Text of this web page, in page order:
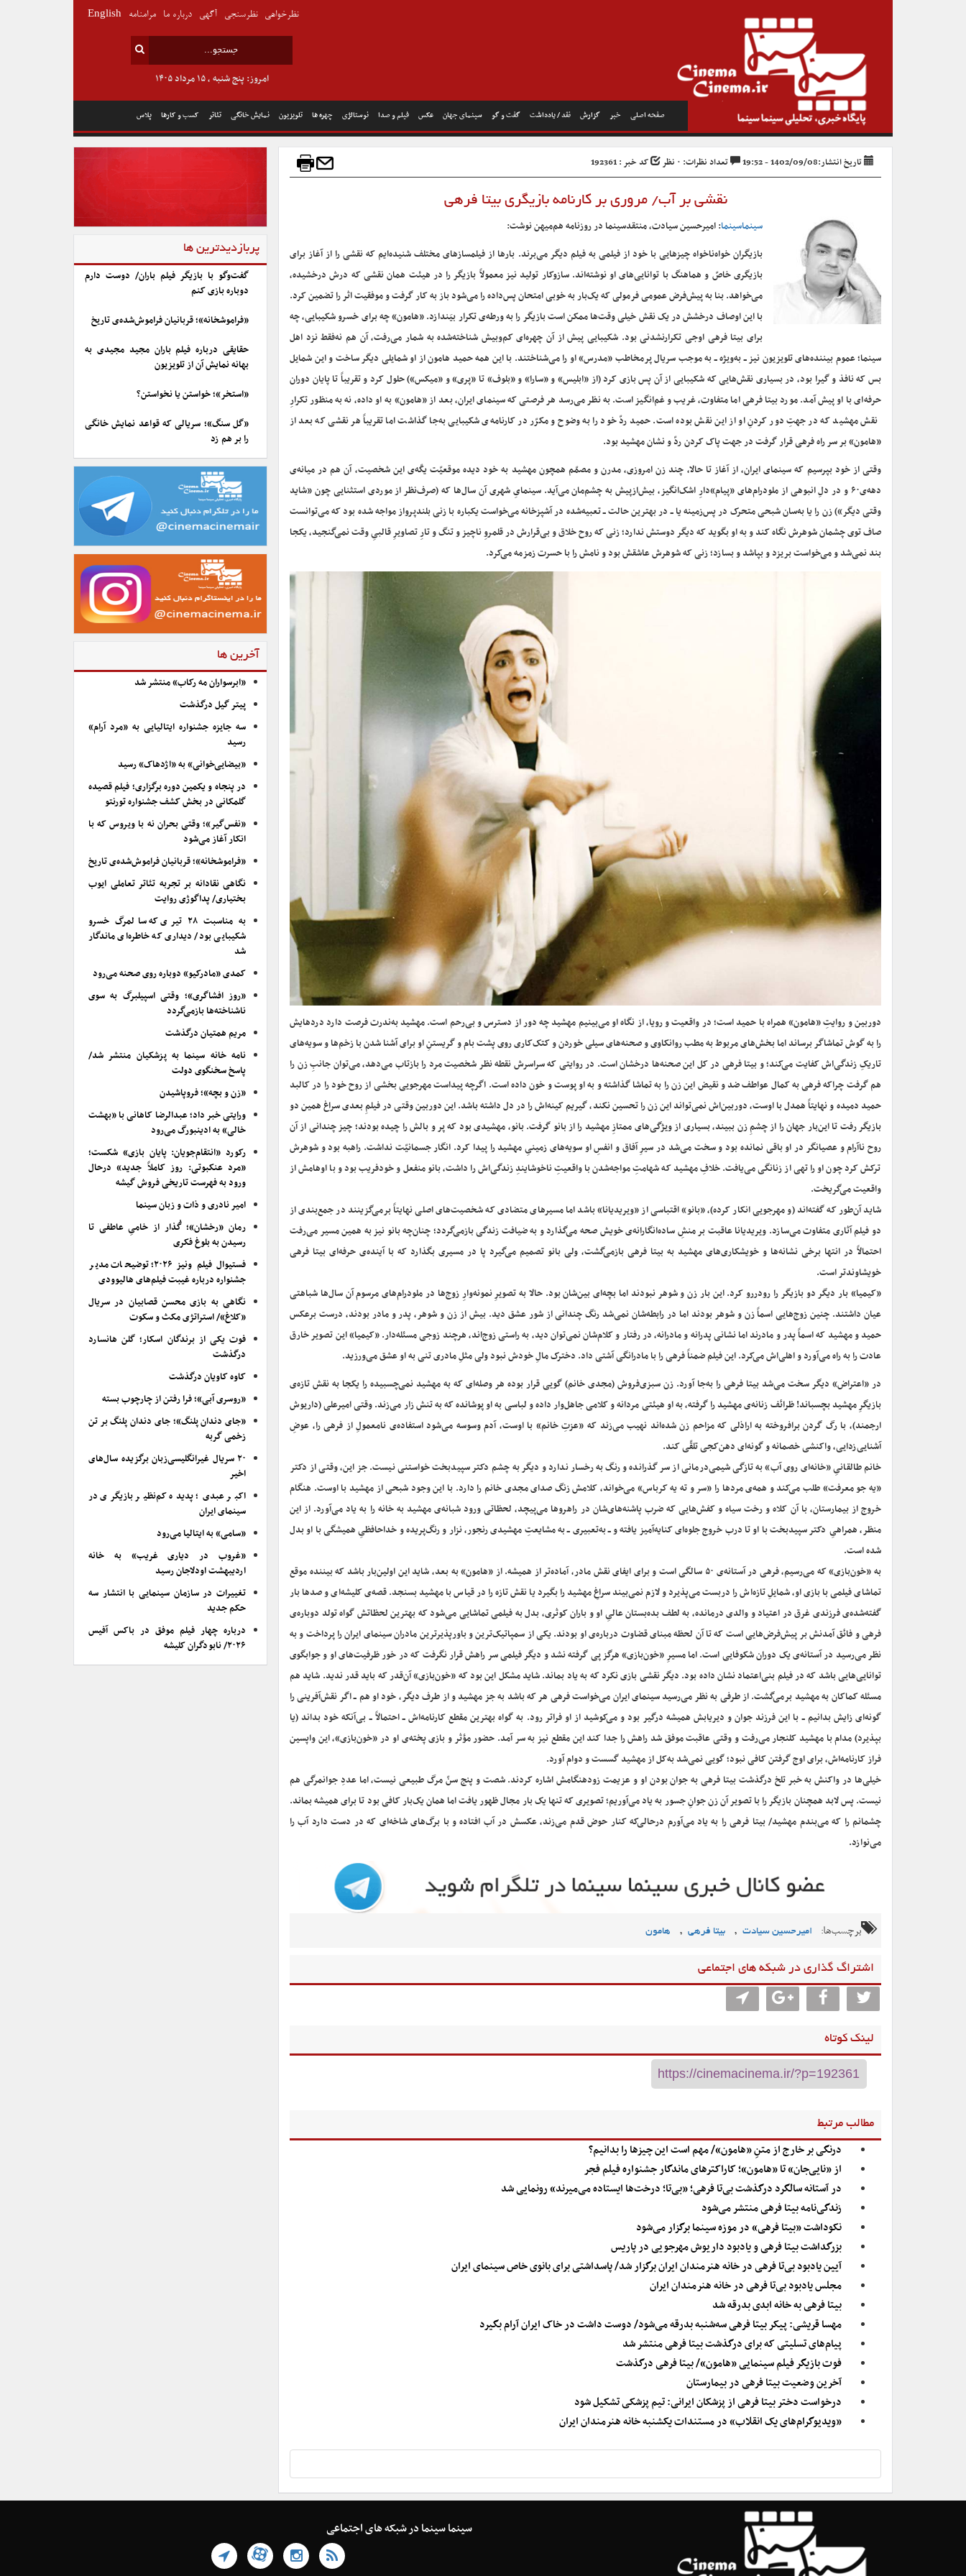
صفحه اصلی خبر گزارش نقد / یادداشت گفت و گو سینمای جهان عکس فیلم و صدا نوستالژی چهره ها تلویزیون نمایش خانگی تئاتر کسب و کارها پلاس
امروز: پنج شنبه , ۱۵ مرداد ۱۴۰۵
نظرخواهی نظرسنجی آگهی درباره ما مرامنامه English
تاریخ انتشار:1402/09/08 - 19:52 تعداد نظرات: ۰ نظر کد خبر : 192361
نقشی بر آب/ مروری بر کارنامه بازیگری بیتا فرهی
سینماسینما: امیرحسین سیادت، منتقدسینما در روزنامه هم‌میهن نوشت:
بازیگران خواه‌ناخواه چیزهایی با خود از فیلمی به فیلم دیگر می‌برند. بارها از فیلمسازهای مختلف شنیده‌ایم که نقشی را از آغاز برای
بازیگری خاصّ و هماهنگ با توانایی‌های‌ او نوشته‌اند. سازوکار تولید نیز معمولاً بازیگر را در هیئت همان نقشی که درش درخشیده،
می‌خواهد. بنا به پیش‌فرض عمومی فرمولی که یک‌بار به خوبی امتحان پس‌داده را می‌شود باز به کار گرفت و موفقیت اثر را تضمین کرد.
با این اوصاف درخشش در یک نقش خیلی وقت‌ها ممکن است بازیگر را به ورطه‌ی تکرار بیَندازد. «هامون» چه برای خسرو شکیبایی، چه
برای بیتا فرهی اوجی تکرارنشدنی بود. شکیبایی پیش از آن چهره‌ای کم‌وبیش شناخته‌شده به شمار می‌رفت، آن هم نه‌فقط نزد اهل
سینما؛ عموم بیننده‌های تلویزیون نیز ــ به‌ویژه ــ به موجب سریال پرمخاطب «مدرس» او را می‌شناختند. با این همه حمید هامون از او شمایلی دیگر ساخت و این شمایل
بس که نافذ و گیرا بود، در بسیاری نقش‌هایی که شکیبایی از آن پس بازی کرد (از «ابلیس» و «سارا» و «بلوف» تا «پری» و «میکس») حلول کرد و تقریباً تا پایان دوران
حرفه‌ای با او پیش آمد. مورد بیتا فرهی اما متفاوت، غریب و غم‌انگیز است. به نظر می‌رسد هر فرصتی که سینمای ایران، بعد از «هامون» به او داده، نه به منظور تکرارِ
نقش مهشید که در جهتِ دور کردنِ او از این نقش بوده است. حمید ردّ خود را به وضوح و مکرّر در کارنامه‌ی شکیبایی به‌جا گذاشت اما تقریباً هر نقشی که بعد از
«هامون» بر سر راه فرهی قرار گرفت در جهت پاک کردن ردّ و نشان‌ مهشید بود.
وقتی از خود بپرسیم که سینمای ایران، از آغاز تا حالا، چند زن امروزی، مدرن و مصمّم همچون مهشید به خود دیده موقعیّت یکّه‌ی این شخصیت، آن هم در میانه‌ی
دهه‌ی۶۰ و در دلِ انبوهی از ملودرام‌های «پیام»‌دارِ اشک‌انگیز، بیش‌ازپیش به چشم‌مان می‌آید. سینمایِ شهری آن سال‌ها که (صرف‌نظر از موردی استثنایی چون «شاید
وقتی دیگر») زن را یا به‌سان شبحی متحرک در پس‌زمینه یا ــ در بهترین حالت ــ تعبیه‌شده در آشپزخانه می‌خواست یکباره با زنی بلندپرواز مواجه شده بود که می‌توانست
صاف توی چشمان شوهرش نگاه کند و به او بگوید که دیگر دوستش ندارد؛ زنی که روح خلاق و بی‌قرارش در قلمروِ ناچیز و تنگ و تارِ تصاویرِ قالبیِ وقت نمی‌گنجید، یکجا
بند نمی‌شد و می‌خواست بریزد و بپاشد و بسازد؛ زنی که شوهرش عاشقش بود و نامش را با حسرت زمزمه می‌کرد.
دوربین و روایتِ «هامون» همراه با حمید است؛ در واقعیت و رویا، از نگاه او می‌بینیم مهشید چه دور از دسترس و بی‌رحم است. مهشید به‌ندرت فرصت دارد دردهایش
را به گوش تماشاگر برساند اما بخش‌های مربوط به مطب روانکاوی و صحنه‌های سیلی خوردن و کتک‌کاری روی پشت بام و گریستنِ او برای آشنا شدن با زخم‌ها و سویه‌های
تاریکِ زندگی‌‌اش کفایت می‌کند؛ و بیتا فرهی در کل این صحنه‌ها درخشان است. در روایتی که سراسرش نقطه‌ نظر شخصیت مرد را بازتاب می‌دهد، می‌توان جانبِ زن را
هم گرفت چراکه فرهی به کمال عواطف ضد و نقیض این زن را به تماشا گذاشته و به او پوست و خون داده است. اگرچه پیداست مهرجویی بخشی از روح خود را در کالبد
حمید دمیده و نهایتاً همدل با اوست، دوربین‌اش نمی‌تواند این زن را تحسین نکند، گیریم کینه‌اش را در دل داشته باشد. این دوربین وقتی در فیلمِ بعدی سراغ همین دو
بازیگر رفت تا این‌بار جهان را از چشمِ زن ببیند، بسیاری از ویژگی‌های ممتازِ مهشید را از بانو گرفت. بانو، مهشیدی بود که پر و بالش را چیده بودند؛ چیز چندانی از آن
روح ناآرام و عصیانگر در او باقی نمانده بود و سخت می‌شد در سیرِ آفاق و انفسِ او سویه‌های زمینیِ مهشید را پیدا کرد. انگار جسمانیّت نداشت. راهبه‌ بود و شوهرش
ترکش کرد چون او را تهی از زنانگی می‌یافت. خلافِ مهشید که شهامتِ مواجه‌شدن با واقعیتِ ناخوشایندِ زندگی‌اش را داشت، بانو منفعل و خودفریب بود و با اوهامش از
واقعیت می‌گریخت.
شاید آن‌طور که گفته‌اند (و مهرجویی انکار کرده)، «بانو» اقتباسی از «ویریدیانا» باشد اما مسیرهای متضادی که شخصیت‌های اصلی نهایتاً برمی‌گزینند در جمع‌بندی از
دو فیلم‌ آثاری متفاوت می‌سازد. ویریدیانا عاقبت بر منشِ ساده‌انگارانه‌ی خویش صحه می‌گذارد و به ضیافت زندگی بازمی‌گردد؛ چنان‌چه بانو نیز به همین مسیر می‌رفت
احتمالاً در انتها برخی نشانه‌ها و خویشکاری‌های مهشید به بیتا فرهی بازمی‌گشت، ولی بانو تصمیم می‌گیرد پا در مسیری بگذارد که با آینده‌ی حرفه‌ای بیتا فرهی
خویشاوندتر است.
«کیمیا» بار دیگر دو بازیگر را رودررو کرد. این بار زن و شوهر نبودند اما بچه‌ای بین‌شان بود. حالا به تصویرِ نمونه‌وارِ زوج‌ها در ملودرام‌های مرسوم آن سال‌ها شباهتی
عیان داشتند. چنین زوج‌هایی اسماً زن و شوهر بودند اما در رابطه‌شان نمی‌شد رنگ چندانی از شور عشق دید. بیش از زن و شوهر، پدر و مادر بودند، درست برعکس
حمید و مهشید که اسماً پدر و مادرند اما نشانی پدرانه و مادرانه، در رفتار و کلام‌شان نمی‌توان دید، به راستی زوج‌اند، هرچند زوجی مسئله‌دار. «کیمیا» این تصویر خارق
عادت را به راه می‌آورد و اهلی‌اش می‌کرد. این فیلم ضمناً فرهی را با مادرانگی آشتی داد. دخترک مالِ خودش نبود ولی مثلِ مادری تنی به او عشق می‌ورزید.
در «اعتراض» دیگر سخت می‌شد بیتا فرهی را به‌جا آورد. زن سبزی‌فروش (مجدی خانم) گویی قرار بوده هر وصله‌ای که به مهشید نمی‌چسبیده را یکجا به نقش تازه‌ی
بازیگرِ مهشید بچسباند! ظرائف زنانه‌‌ی مهشید را گرفته، به او هیئتی مردانه و کلامی جاهل‌وار داده و لباسی به او پوشانده که به تنش زار می‌زند. وقتی امیرعلی (داریوش
ارجمند)، با رگ گردن برافروخته به اراذلی که مزاحم زن شده‌اند نهیب می‌زند که «عزتِ خانم» با اوست، آدم وسوسه می‌شود استفاده‌ی نامعمولِ از فرهی را، عوضِ
آشنایی‌زدایی، واکنشی خصمانه و گونه‌ای دهن‌کجی تلقّی کند.
خانم طالقانیِ «خانه‌ای روی آب» به تازگی شیمی‌درمانی از سر گذرانده و رنگ به رخسار ندارد و دیگر به چشم دکتر سپیدبخت خواستنی نیست. جز این، وقتی از دکتر
«یه جو معرفت» طلب می‌کند و همه‌‎ی مردها را «سر و ته یه کرباس» می‌خواند، کلامش زنگ صدای مجدی خانم را دارد. با این وجود شبحی از مهشید با اوست. هنگام
خروج از بیمارستان، با آن کلاه و رخت سیاه و کفش‌هایی که ضرب پاشنه‌های‌شان در راهروها می‌پیچد، لحظاتی ورود شبانه‌ی مهشید به خانه را به یاد می‌آورد. از این
منظر، همراهیِ دکتر سپیدبخت با او تا درب خروج جلوه‌ای کنایه‌آمیز یافته و ــ به‌تعبیری ــ به مشایعتِ مهشیدی رنجور، نزار و رنگ‌پریده و خداحافظیِ همیشگی با او بدل
شده است.
به «خون‌بازی» که می‌رسیم، فرهی در آستانه‌ی ۵۰ سالگی‌ است و برای ایفای نقش مادر، آماده‌تر از همیشه. از «هامون» به بعد، شاید این اولین‌بار باشد که بیننده موقع
تماشای فیلمی با بازی او، شمایلِ تازه‌اش را دربست می‌پذیرد و لازم نمی‌بیند سراغِ مهشید را بگیرد یا نقش تازه را در قیاس با مهشید بسنجد. قصه‌ی کلیشه‌ای و صدها بار
گفته‌‌شده‌ی فرزندی غرق در اعتیاد و والدی درمانده، به لطف بده‌بستان عالیِ او و باران کوثری، بدل به فیلمی تماشایی می‌شود که بهترین لحظاتش گواه تولد دوباره‌ی
فرهی و فائق آمدنش بر پیش‌فرض‌هایی ا‌ست که تا آن لحظه مبنای قضاوت درباره‌ی او بودند. یکی از سمپاتیک‌ترین و باورپذیرترین مادران سینمای ایران را پرداخت و به
نظر می‌رسید در آستانه‌ی یک دوران شکوفایی است. اما مسیرِ «خون‌بازی» هرگز پی گرفته نشد و دیگر فیلمی سر راهش قرار نگرفت که در خور ظرفیت‌های او و جوابگوی
توانایی‌هایی باشد که در فیلم بنی‌اعتماد نشان داده بود. دیگر نقشی بازی نکرد که به یاد بماند. شاید مشکل این بود که «خون‌بازی» آن‌قدر که باید قدر ندید. شاید هم
مسئله کماکان به مهشید برمی‌گشت. از طرفی به نظر می‌رسید سینمای ایران می‌خواست فرهی هر که باشد به جز مهشید و از طرف دیگر، خود او هم ــ اگر نقش‌آفرینی را
گونه‌ای زایش بدانیم ــ با این فرزند جوان و دیریابش همیشه درگیر بود و می‌کوشید از او فراتر رود. به گواه بهترین مقطع کارنامه‌اش ــ احتمالاً ــ بی‌آنکه خود بداند (یا
بپذیرد) مدام با مهشید کلنجار می‌رفت و وقتی عاقبت موفق شد راهش را جدا کند این مقطع نیز به سر آمد. حضور مؤثر و بازی پخته‌ی او در «خون‌بازی»، این واپسین
فراز کارنامه‌اش، برای اوج گرفتن کافی نبود؛ گویی نمی‌شد به‌کل از مهشید گسست و دوام آورد.
خیلی‌ها در واکنش به خبر تلخ درگذشت بیتا فرهی به جوان بودن او و عزیمت زودهنگامش اشاره کردند. شصت و پنج سنّ مرگ طبیعی نیست، اما عددِ جوانمرگی هم
نیست. پس لابد همچنان بازیگر را با تصویر آن زن جوانِ جسور به یاد می‌‌آوریم؛ تصویری که تنها یک بار مجال ظهور یافت اما همان یک‌بار کافی بود تا برای همیشه بماند.
چشمانم را که می‌بندم مهشید/ بیتا فرهی را به یاد می‌آورم درحالی‌که کنار حوض قدم می‌زند، عکسش در آب افتاده و با برگ‌های شاخه‌ای که در دست دارد آب را
می‌نوازد.
برچسب‌ها: امیرحسین سیادت , بیتا فرهی , هامون
اشتراگ گذاری در شبکه های اجتماعی
لینک کوتاه
مطالب مرتبط
درنگی بر خارج از متنِ «هامون»/ مهم است این چیزها را بدانیم؟
از «نایی‌جان» تا «هامون»؛ کاراکترهای ماندگار جشنواره فیلم فجر
در آستانه سالگرد درگذشت بی‌تا فرهی؛ «بی‌تا؛ درخت‌ها ایستاده می‌میرند» رونمایی شد
زندگی‌نامه بیتا فرهی منتشر می‌شود
نکوداشت «بیتا فرهی» در موزه سینما برگزار می‌شود
بزرگداشت بیتا فرهی و یادبود داریوش مهرجویی در پاریس
آیین یادبود بی‌تا فرهی در خانه هنرمندان ایران برگزار شد/ پاسداشتی برای بانوی خاص سینمای ایران
مجلس یادبود بی‌تا فرهی در خانه هنرمندان ایران
بیتا فرهی به خانه ابدی بدرقه شد
مهسا قریشی: پیکر بیتا فرهی سه‌شنبه بدرقه می‌شود/ دوست داشت در خاک ایران آرام بگیرد
پیام‌های تسلیتی که برای درگذشت بیتا فرهی منتشر شد
فوت بازیگر فیلم سینمایی «هامون»/ بیتا فرهی درگذشت
آخرین وضعیت بیتا فرهی در بیمارستان
درخواست دختر بیتا فرهی از پزشکان ایرانی: تیم پزشکی تشکیل شود
«ویدیوگرام‌های یک انقلاب» در مستندات یکشنبه خانه هنرمندان ایران
پربازدیدترین ها
گفت‌وگو با بازیگر فیلم باران/ دوست دارم
دوباره بازی کنم
«فراموشخانه»؛ قربانیان فراموش‌شده‌ی تاریخ
حقایقی درباره فیلم باران مجید مجیدی به
بهانه نمایش آن از تلویزیون
«استخر»؛ خواستن یا نخواستن؟
«گل سنگ»؛ سریالی که قواعد نمایش خانگی
را بر هم زد
آخرین ها
«ابرسواران مه رکاب» منتشر شد
پیتر گیل درگذشت
سه جایزه جشنواره ایتالیایی به «مرد آرام»
رسید
«بیضایی‌خوانی» به «اژدهاک» رسید
در پنجاه و یکمین دوره برگزاری؛ فیلم قصیده
گلمکانی در بخش کشف جشنواره تورنتو
«نفس‌گیر»؛ وقتی بحران نه با ویروس که با
انکار آغاز می‌شود
«فراموشخانه»؛ قربانیان فراموش‌شده‌ی تاریخ
نگاهی نقادانه بر تجربه تئاتر تعاملی ایوب
بختیاری/ پداگوژی روایت
به مناسبت ۲۸ تیری که سالمرگ خسرو
شکیبایی بود/ دیداری که خاطره‌ای ماندگار
شد
کمدی «مادرکیو» دوباره روی صحنه می‌رود
«روز افشاگری»؛ وقتی اسپیلبرگ به سوی
ناشناخته‌ها بازمی‌گردد
مریم همتیان درگذشت
نامه خانه سینما به پزشکیان منتشر شد/
پاسخ سخنگوی دولت
«زن و بچه»؛ فروپاشیدن
ورایتی خبر داد؛ عبدالرضا کاهانی با «بهشت
خالی» به ادینبورگ می‌رود
رکورد «انتقام‌جویان: پایان بازی» شکست؛
«مرد عنکبوتی: روز کاملاً جدید» درحال
ورود به فهرست تاریخی فروش گیشه
امیر نادری و ذات و زبان سینما
رمان «رخشان»؛ گُذار از خامیِ عاطفی تا
رسیدن به بلوغ فکری
فستیوال فیلم ونیز ۲۰۲۶؛ توضیحات مدیر
جشنواره درباره غیبت فیلم‌های هالیوودی
نگاهی به بازی محسن قصابیان در سریال
«کلاغ»/ استراتژی مکث و سکوت
فوت یکی از برندگان اسکار؛ گلن هانسارد
درگذشت
کاوه کاویان درگذشت
«روسری آبی»؛ فرا رفتن از چارچوب بسته
«جای دندان پلنگ»؛ جای دندان پلنگ بر تن
زخمی گربه
۲۰ سریال غیرانگلیسی‌زبان برگزیده سال‌های
اخیر
اکبر عبدی؛ پدیده کم‌نظیر بازیگری در
سینمای ایران
«سامی» به ایتالیا می‌رود
«غروب در دیاری غریب» به خانه
اردیبهشت اودلاجان رسید
تغییرات در سازمان سینمایی با انتشار سه
حکم جدید
درباره چهار فیلم موفق در باکس آفیس
۲۰۲۶/ نابودگران کلیشه
سینما سینما در شبکه های اجتماعی